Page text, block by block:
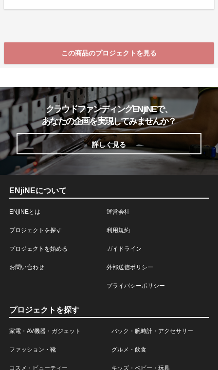
この商品のプロジェクトを見る
クラウドファンディングENjiNEで、
あなたの企画を実現してみませんか？
詳しく見る
ENjiNEについて
ENjiNEとは
プロジェクトを探す
プロジェクトを始める
お問い合わせ
運営会社
利用規約
ガイドライン
外部送信ポリシー
プライバシーポリシー
プロジェクトを探す
家電・AV機器・ガジェット バック・腕時計・アクセサリー
ファッション・靴 グルメ・飲食
コスメ・ビューティー キッズ・ベビー・玩具